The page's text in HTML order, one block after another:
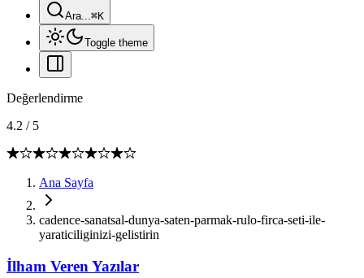
Ara...⌘K
Toggle theme
Değerlendirme
4.2 / 5
Ana Sayfa
cadence-sanatsal-dunya-saten-parmak-rulo-firca-seti-ile-
yaraticiliginizi-gelistirin
İlham Veren Yazılar